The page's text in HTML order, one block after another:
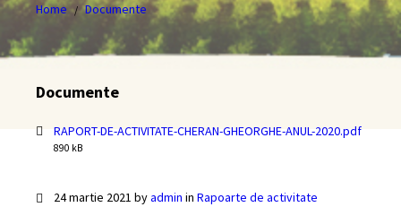
Home / Documente
Documente
RAPORT-DE-ACTIVITATE-CHERAN-GHEORGHE-ANUL-2020.pdf
File
890 kB
24 martie 2021 byadmin in Rapoarte de activitate